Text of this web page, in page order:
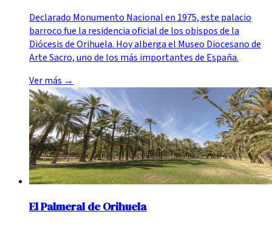
Declarado Monumento Nacional en 1975, este palacio
barroco fue la residencia oficial de los obispos de la
Diócesis de Orihuela. Hoy alberga el Museo Diocesano de
Arte Sacro, uno de los más importantes de España.
Ver más →
El Palmeral de Orihuela